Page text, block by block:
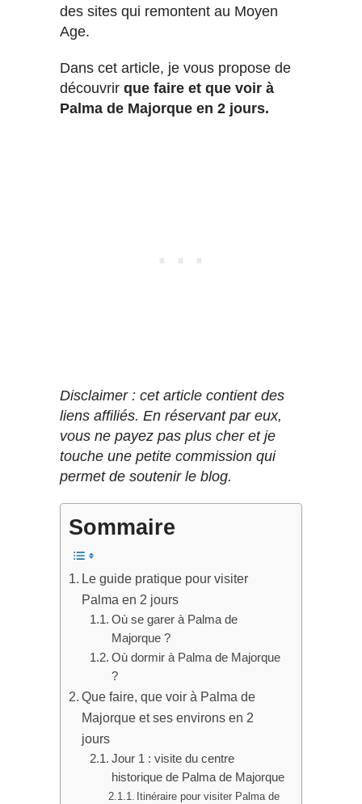
des sites qui remontent au Moyen
Age.
Dans cet article, je vous propose de
découvrir que faire et que voir à
Palma de Majorque en 2 jours.
Disclaimer : cet article contient des
liens affiliés. En réservant par eux,
vous ne payez pas plus cher et je
touche une petite commission qui
permet de soutenir le blog.
Sommaire
Le guide pratique pour visiter
Palma en 2 jours
Où se garer à Palma de
Majorque ?
Où dormir à Palma de Majorque
?
Que faire, que voir à Palma de
Majorque et ses environs en 2
jours
Jour 1 : visite du centre
historique de Palma de Majorque
Itinéraire pour visiter Palma de